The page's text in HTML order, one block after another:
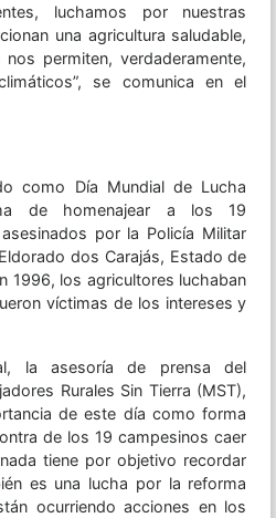
luchamos por nuestras
una agricultura saludable,
permiten, verdaderamente,
se comunica en el
como Día Mundial de Lucha
de homenajear a los 19
por la Policía Militar
dos Carajás, Estado de
1996, los agricultores luchaban
víctimas de los intereses y
la asesoría de prensa del
Rurales Sin Tierra (MST),
de este día como forma
de los 19 campesinos caer
tiene por objetivo recordar
es una lucha por la reforma
ocurriendo acciones en los